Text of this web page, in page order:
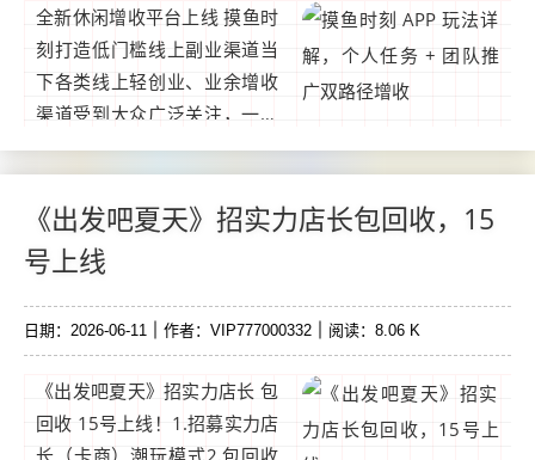
全新休闲增收平台上线 摸鱼时
刻打造低门槛线上副业渠道当
下各类线上轻创业、业余增收
渠道受到大众广泛关注，一款
名为摸鱼时刻的应用正式面向
市场推出。该平台依托广告互
动模式实现用户收益发放，用
户利用日常零散时间参与平台
任务。...
《出发吧夏天》招实力店长包回收，15
号上线
日期：2026-06-11 作者：VIP777000332 阅读：8.06 K
《出发吧夏天》招实力店长 包
回收 15号上线！1.招募实力店
长（卡商）潮玩模式2.包回收